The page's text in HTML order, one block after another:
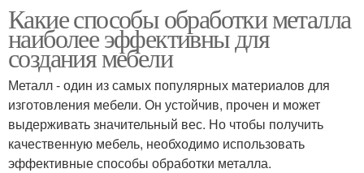
Какие способы обработки металла
наиболее эффективны для
создания мебели
Металл - один из самых популярных материалов для
изготовления мебели. Он устойчив, прочен и может
выдерживать значительный вес. Но чтобы получить
качественную мебель, необходимо использовать
эффективные способы обработки металла.